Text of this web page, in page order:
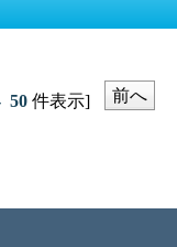
50件表示] 前へ